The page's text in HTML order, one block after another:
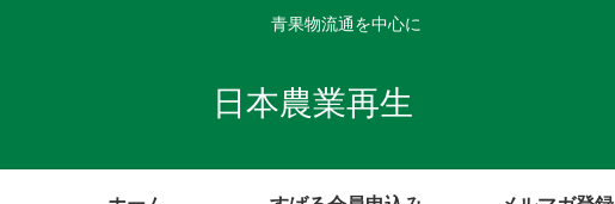
青果物流通を中心に
日本農業再生